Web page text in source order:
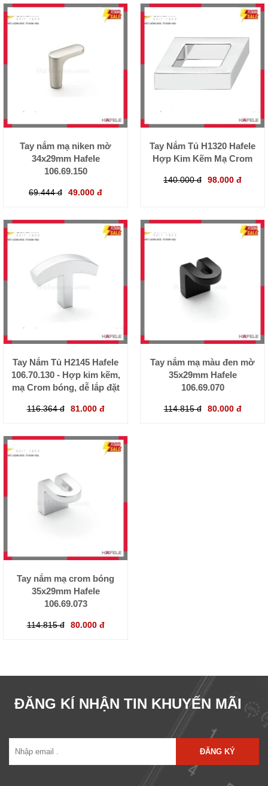
Tay nắm mạ niken mờ
34x29mm Hafele
106.69.150
69.444 đ 49.000 đ
Tay Nắm Tủ H1320 Hafele
Hợp Kim Kẽm Mạ Crom
140.000 đ 98.000 đ
Tay Nắm Tủ H2145 Hafele
106.70.130 - Hợp kim kẽm,
mạ Crom bóng, dễ lắp đặt
116.364 đ 81.000 đ
Tay nắm mạ màu đen mờ
35x29mm Hafele
106.69.070
114.815 đ 80.000 đ
Tay nắm mạ crom bóng
35x29mm Hafele
106.69.073
114.815 đ 80.000 đ
ĐĂNG KÍ NHẬN TIN KHUYẾN MÃI
ĐĂNG KÝ